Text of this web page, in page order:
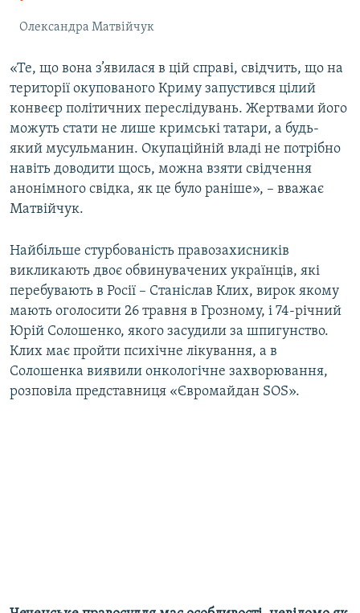
Олександра Матвійчук
«Те, що вона з’явилася в цій справі, свідчить, що на
території окупованого Криму запустився цілий
конвеєр політичних переслідувань. Жертвами його
можуть стати не лише кримські татари, а будь-
який мусульманин. Окупаційній владі не потрібно
навіть доводити щось, можна взяти свідчення
анонімного свідка, як це було раніше», – вважає
Матвійчук.
Найбільше стурбованість правозахисників
викликають двоє обвинувачених українців, які
перебувають в Росії – Станіслав Клих, вирок якому
мають оголосити 26 травня в Грозному, і 74-річний
Юрій Солошенко, якого засудили за шпигунство.
Клих має пройти психічне лікування, а в
Солошенка виявили онкологічне захворювання,
розповіла представниця «Євромайдан SOS».